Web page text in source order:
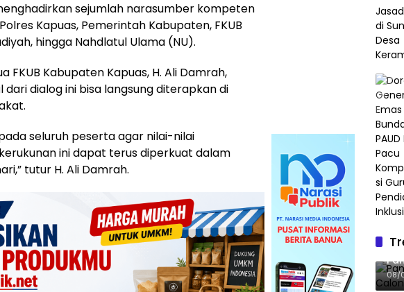
sejumlah narasumber kompeten
Kapuas, Pemerintah Kabupaten, FKUB
hingga Nahdlatul Ulama (NU).
FKUB Kabupaten Kapuas, H. Ali Damrah,
dialog ini bisa langsung diterapkan di
seluruh peserta agar nilai-nilai
ini dapat terus diperkuat dalam
tutur H. Ali Damrah.
08/